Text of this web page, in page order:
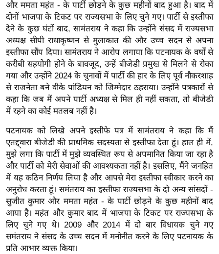
श
ख्सि
य
त
यं
ग
इं
डि
या
सा
हि
त्य
ज
ग
त
ऑ
टो
व
र्ल्ड
और ममता महंत - के पार्टी छोड़ने के कुछ महीनों बाद हुआ है। बाद में
दोनों भाजपा के टिकट पर राज्यसभा के लिए चुने गए। पार्टी से इस्तीफा
देने के कुछ घंटों बाद, सामंतराय ने कहा कि उन्होंने संसद में राज्यसभा
अध्यक्ष सीपी राधाकृष्णन से मुलाकात की और उच्च सदन से अपना
इस्तीफा सौंप दिया। सामंतराय ने आरोप लगाया कि पटनायक के वर्षों से
करीबी सहयोगी होने के बावजूद, उन्हें बीजेडी प्रमुख से मिलने से रोका
गया और उन्होंने 2024 के चुनावों में पार्टी की हार के लिए पूर्व नौकरशाह
से राजनेता बने वीके पांडियन को जिम्मेदार ठहराया। उन्होंने पत्रकारों से
कहा कि जब मैं अपने पार्टी अध्यक्ष से मिल ही नहीं सकता, तो बीजेडी
में रहने का कोई मतलब नहीं है।
पटनायक को लिखे अपने इस्तीफे पत्र में सामंतराय ने कहा कि मैं
एतद्द्वारा बीजेडी की प्राथमिक सदस्यता से इस्तीफा देता हूं। हाल ही में,
मुझे लगा कि पार्टी में मुझे व्यवस्थित रूप से अपमानित किया जा रहा है
और पार्टी को मेरी सेवाओं की आवश्यकता नहीं है। इसलिए, मैंने जनहित
में यह कठिन निर्णय लिया है और आपसे मेरा इस्तीफा स्वीकार करने का
अनुरोध करता हूं। समंतराय का इस्तीफा राज्यसभा के दो अन्य सांसदों -
सुजीत कुमार और ममता महंत - के पार्टी छोड़ने के कुछ महीनों बाद
आया है। महंत और कुमार बाद में भाजपा के टिकट पर राज्यसभा के
लिए चुने गए थे। 2009 और 2014 में दो बार विधायक चुने गए
समंतराय ने संसद के उच्च सदन में मनोनीत करने के लिए पटनायक के
प्रति आभार व्यक्त किया।